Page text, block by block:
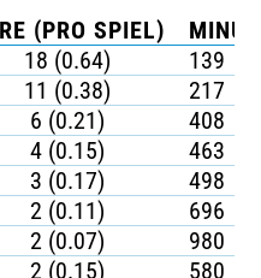
(PRO SPIEL)
18 (0.64)
139
11 (0.38)
217
6 (0.21)
408
4 (0.15)
463
3 (0.17)
498
2 (0.11)
696
2 (0.07)
980
2 (0.15)
580